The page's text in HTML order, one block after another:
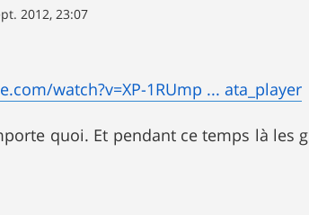
2012, 23:07
watch?v=XP-1RUmp ... ata_player
quoi. Et pendant ce temps là